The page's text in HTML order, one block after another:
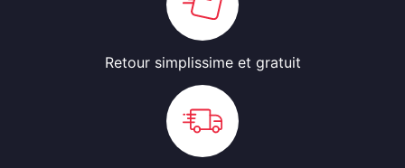
Retour simplissime et gratuit